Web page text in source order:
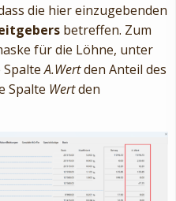
die hier einzugebenden
betreffen. Zum
für die Löhne, unter
SpalteA.Wertden Anteil des
Spalte Wertden